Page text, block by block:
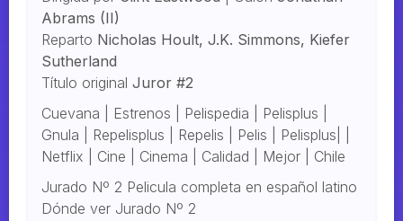
Abrams (II)
Reparto Nicholas Hoult, J.K. Simmons, Kiefer
Sutherland
Título original Juror #2
Cuevana | Estrenos | Pelispedia | Pelisplus |
Gnula | Repelisplus | Repelis | Pelis | Pelisplus| |
Netflix | Cine | Cinema | Calidad | Mejor | Chile
Jurado Nº 2 Pelicula completa en español latino
Dónde ver Jurado Nº 2